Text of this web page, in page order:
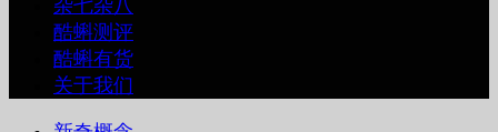
杂七杂八
酷蝌测评
酷蝌有货
关于我们